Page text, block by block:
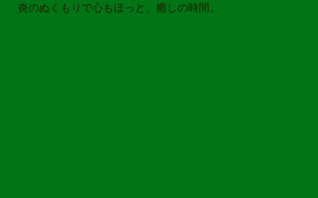
炎のぬくもりで心もほっと、癒しの時間。